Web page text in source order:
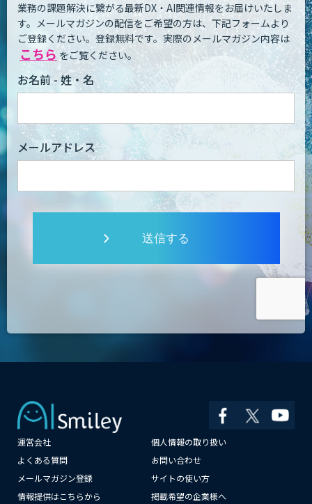
業務の課題解決に繋がる最新DX・AI関連情報をお届けいたしま
す。 メールマガジンの配信をご希望の方は、下記フォームより
ご登録ください。登録無料です。 実際のメールマガジン内容は
こちら をご覧ください。
お名前 - 姓・名
メールアドレス
送信する
運営会社
個人情報の取り扱い
よくある質問
お問い合わせ
メールマガジン登録
サイトの使い方
情報提供はこちらから
掲載希望の企業様へ